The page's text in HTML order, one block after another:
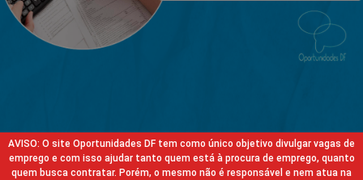
AVISO: O site Oportunidades DF tem como único objetivo divulgar vagas de
emprego e com isso ajudar tanto quem está à procura de emprego, quanto
quem busca contratar. Porém, o mesmo não é responsável e nem atua na